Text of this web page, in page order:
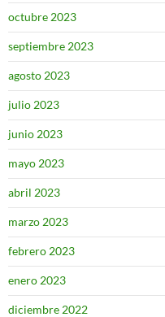
octubre 2023
septiembre 2023
agosto 2023
julio 2023
junio 2023
mayo 2023
abril 2023
marzo 2023
febrero 2023
enero 2023
diciembre 2022